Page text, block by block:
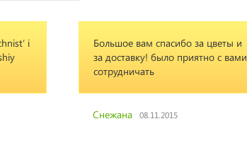
i
Большое вам спасибо за цветы и
за доставку! было приятно с вами
сотрудничать
Снежана 08.11.2015